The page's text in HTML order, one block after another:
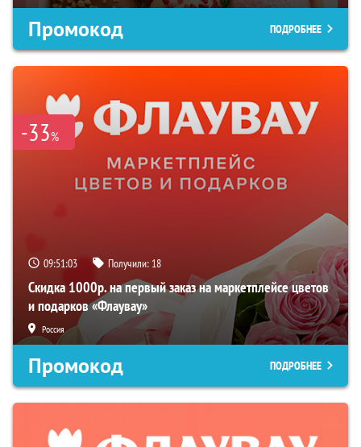
Промокод ПОДРОБНЕЕ
-33%
09:51:02 Получили: 18
Скидка 1000р. на первый заказ на маркетплейсе цветов
и подарков «Флаувау»
Россия
Промокод ПОДРОБНЕЕ